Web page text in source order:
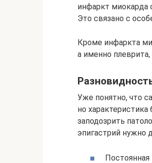
инфаркт миокарда
Это связано с
Кроме инфаркта
а именно
Уже понятно, что
но
заподозрить
эпигастрий нужно
Постоянная